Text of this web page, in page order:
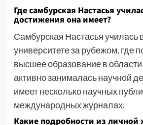
Где самбурская Настасья
достижения она имеет?
Самбурская Настасья училась
университете за рубежом, где
высшее образование в
активно занималась научной
имеет несколько научных
международных журналах.
Какие подробности из личной